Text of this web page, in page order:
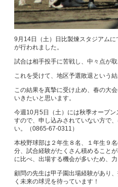
9月14日（土）日比製煉スタジアムに
が行われました。
試合は相手投手に苦戦し、中々点が
これを受けて、地区予選敗退という結
この結果を真摯に受け止め、春の大
いきたいと思います。
今週10月5日（土）には秋季オープ
すので、申し込みされていない方で
い。（0865‐67‐0311）
本校野球部は２年生８名、１年生９
分、試合経験がたくさん積めること
に比べ、出場する機会が多いため、
顧問の先生は甲子園出場経験があり
く未来の球児を待っています！